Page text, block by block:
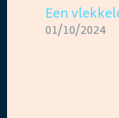
Een
01/10/2024